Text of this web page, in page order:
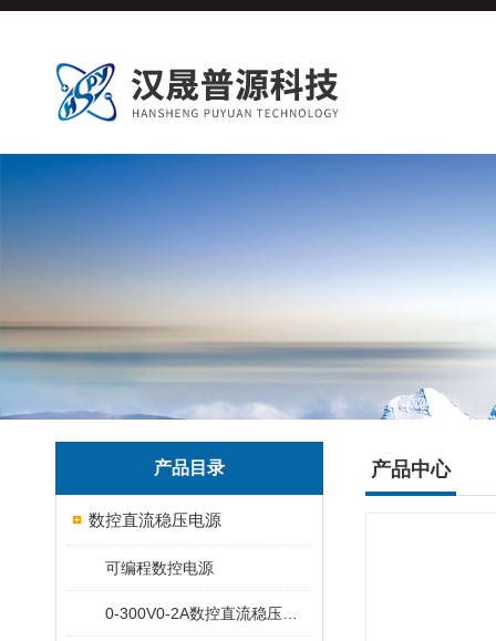
产品目录
数控直流稳压电源
可编程数控电源
产品中心